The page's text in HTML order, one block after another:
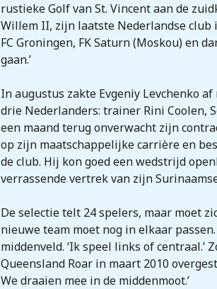
rustieke Golf van St. Vincent aan de
Willem II, zijn laatste Nederlandse club
FC Groningen, FK Saturn (Moskou) en
gaan.’
In augustus zakte Evgeniy Levchenko
drie Nederlanders: trainer Rini Coolen,
een maand terug onverwacht zijn
op zijn maatschappelijke carrière en
de club. Hij kon goed een wedstrijd
verrassende vertrek van zijn
De selectie telt 24 spelers, maar moet
nieuwe team moet nog in elkaar
middenveld. ‘Ik speel links of
Queensland Roar in maart 2010
We draaien mee in de middenmoot.’